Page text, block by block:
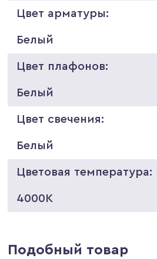
Цвет арматуры:
Белый
Цвет плафонов:
Белый
Цвет свечения:
Белый
Цветовая температура:
4000K
Подобный товар